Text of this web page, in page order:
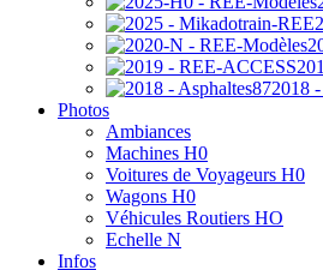
2018
Photos
Ambiances
Machines H0
Voitures de Voyageurs H0
Wagons H0
Véhicules Routiers HO
Echelle N
Infos